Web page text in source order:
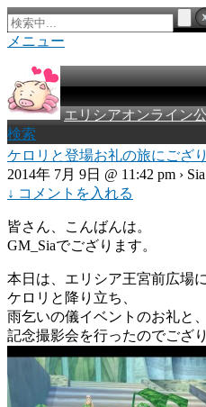
メニュー
エリシアオンライン
検索
ケロリと登場お礼の旅にござ
2014年 7月 9日 @ 11:42 pm › Sia
↓ コメントを入れる
皆さん、こんばんは。
GM_Siaでござります。
本日は、エリシア王宮前広場
ケロリと降り立ち、
雨乞いの儀イベントのお礼と、
記念撮影会を行ったのでござり